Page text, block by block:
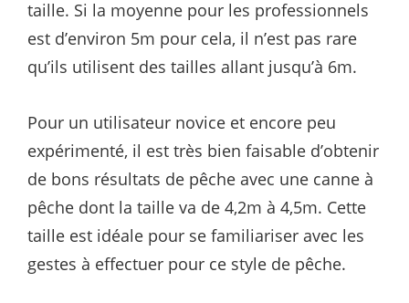
taille. Si la moyenne pour les professionnels
est d’environ 5m pour cela, il n’est pas rare
qu’ils utilisent des tailles allant jusqu’à 6m.
Pour un utilisateur novice et encore peu
expérimenté, il est très bien faisable d’obtenir
de bons résultats de pêche avec une canne à
pêche dont la taille va de 4,2m à 4,5m. Cette
taille est idéale pour se familiariser avec les
gestes à effectuer pour ce style de pêche.